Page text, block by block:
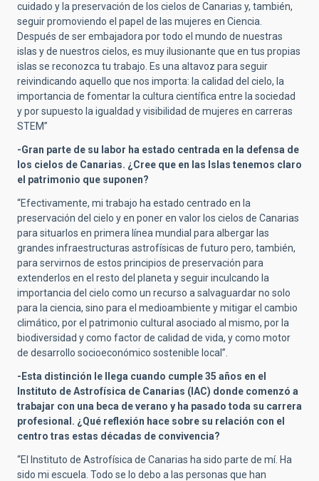
cuidado y la preservación de los cielos de Canarias y, también,
seguir promoviendo el papel de las mujeres en Ciencia.
Después de ser embajadora por todo el mundo de nuestras
islas y de nuestros cielos, es muy ilusionante que en tus propias
islas se reconozca tu trabajo. Es una altavoz para seguir
reivindicando aquello que nos importa: la calidad del cielo, la
importancia de fomentar la cultura científica entre la sociedad
y por supuesto la igualdad y visibilidad de mujeres en carreras
STEM”
-Gran parte de su labor ha estado centrada en la defensa de
los cielos de Canarias. ¿Cree que en las Islas tenemos claro
el patrimonio que suponen?
“Efectivamente, mi trabajo ha estado centrado en la
preservación del cielo y en poner en valor los cielos de Canarias
para situarlos en primera línea mundial para albergar las
grandes infraestructuras astrofísicas de futuro pero, también,
para servirnos de estos principios de preservación para
extenderlos en el resto del planeta y seguir inculcando la
importancia del cielo como un recurso a salvaguardar no solo
para la ciencia, sino para el medioambiente y mitigar el cambio
climático, por el patrimonio cultural asociado al mismo, por la
biodiversidad y como factor de calidad de vida, y como motor
de desarrollo socioeconómico sostenible local”.
-Esta distinción le llega cuando cumple 35 años en el
Instituto de Astrofísica de Canarias (IAC) donde comenzó a
trabajar con una beca de verano y ha pasado toda su carrera
profesional. ¿Qué reflexión hace sobre su relación con el
centro tras estas décadas de convivencia?
“El Instituto de Astrofísica de Canarias ha sido parte de mí. Ha
sido mi escuela. Todo se lo debo a las personas que han